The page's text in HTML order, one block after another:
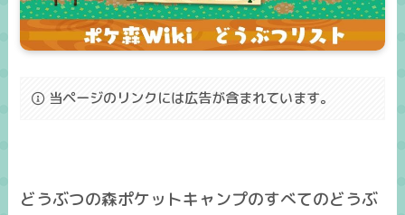
当ページのリンクには広告が含まれています。
どうぶつの森ポケットキャンプのすべてのどうぶ